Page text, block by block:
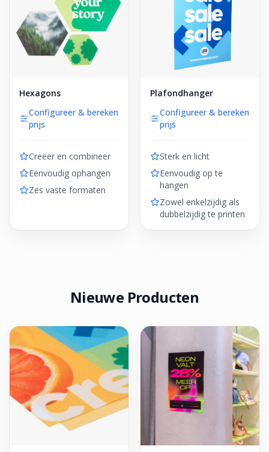
Hexagons
Configureer & bereken
prijs
Creëer en combineer
Eenvoudig ophangen
Zes vaste formaten
Plafondhanger
Configureer & bereken
prijs
Sterk en licht
Eenvoudig op te
hangen
Zowel enkelzijdig als
dubbelzijdig te printen
Nieuwe Producten